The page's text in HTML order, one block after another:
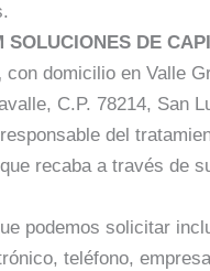
SOLUCIONES DE
con domicilio en Valle
C.P. 78214, San
del
recaba a través de
podemos solicitar
teléfono,